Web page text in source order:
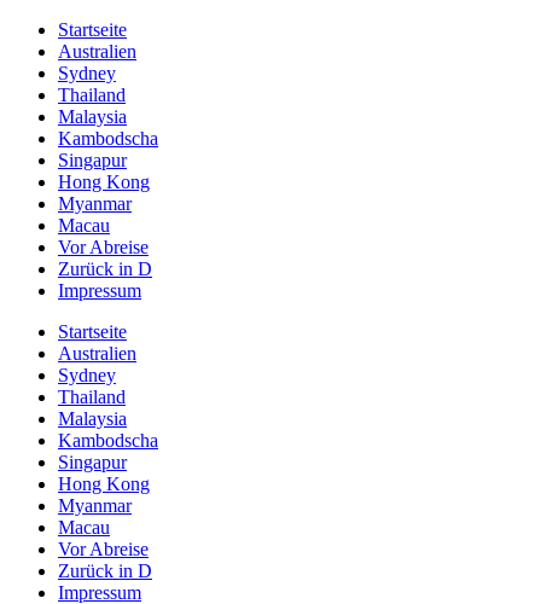
Startseite
Australien
Sydney
Thailand
Malaysia
Kambodscha
Singapur
Hong Kong
Myanmar
Macau
Vor Abreise
Zurück in D
Impressum
Startseite
Australien
Sydney
Thailand
Malaysia
Kambodscha
Singapur
Hong Kong
Myanmar
Macau
Vor Abreise
Zurück in D
Impressum